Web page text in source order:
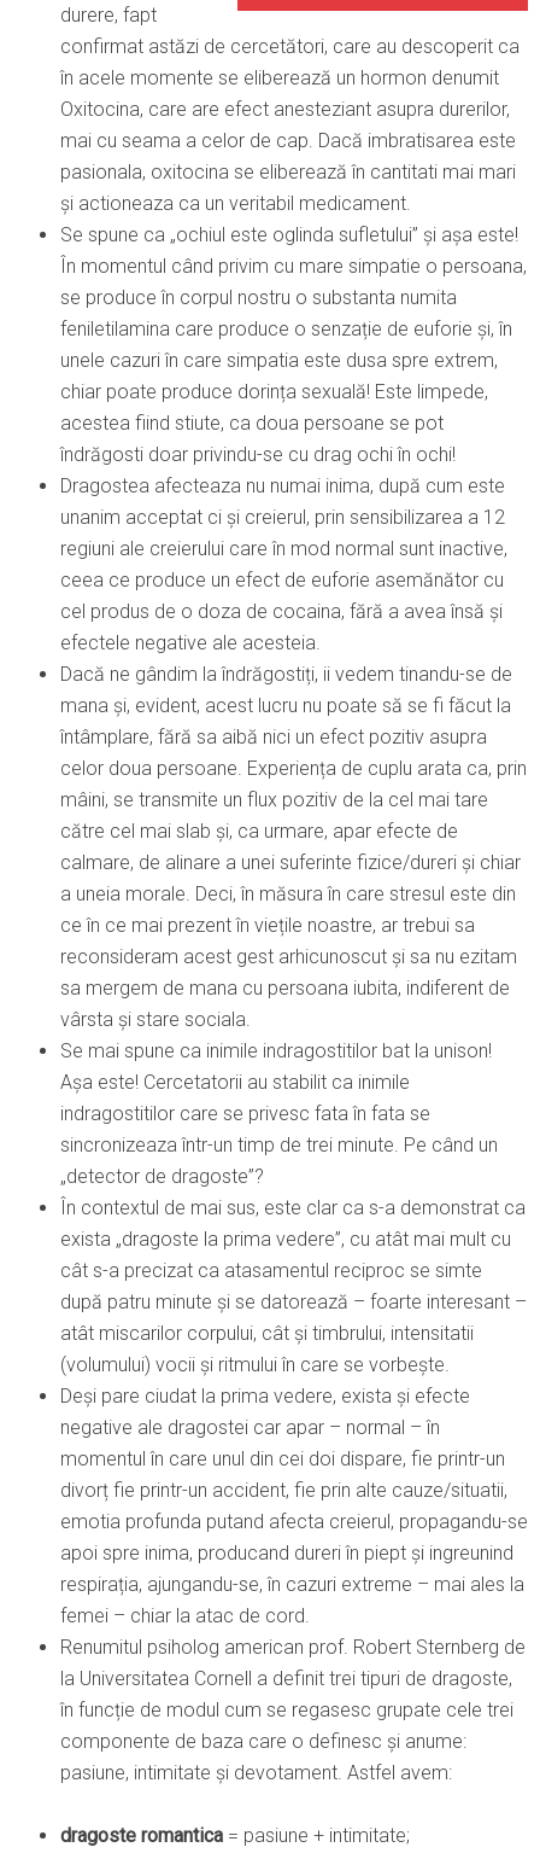
durere, fapt
confirmat astăzi de cercetători, care au descoperit ca
în acele momente se eliberează un hormon denumit
Oxitocina, care are efect anesteziant asupra durerilor,
mai cu seama a celor de cap. Dacă imbratisarea este
pasionala, oxitocina se eliberează în cantitati mai mari
și actioneaza ca un veritabil medicament.
Se spune ca „ochiul este oglinda sufletului” și așa este!
În momentul când privim cu mare simpatie o persoana,
se produce în corpul nostru o substanta numita
feniletilamina care produce o senzație de euforie și, în
unele cazuri în care simpatia este dusa spre extrem,
chiar poate produce dorința sexuală! Este limpede,
acestea fiind stiute, ca doua persoane se pot
îndrăgosti doar privindu-se cu drag ochi în ochi!
Dragostea afecteaza nu numai inima, după cum este
unanim acceptat ci și creierul, prin sensibilizarea a 12
regiuni ale creierului care în mod normal sunt inactive,
ceea ce produce un efect de euforie asemănător cu
cel produs de o doza de cocaina, fără a avea însă și
efectele negative ale acesteia.
Dacă ne gândim la îndrăgostiți, ii vedem tinandu-se de
mana și, evident, acest lucru nu poate să se fi făcut la
întâmplare, fără sa aibă nici un efect pozitiv asupra
celor doua persoane. Experiența de cuplu arata ca, prin
mâini, se transmite un flux pozitiv de la cel mai tare
către cel mai slab și, ca urmare, apar efecte de
calmare, de alinare a unei suferinte fizice/dureri și chiar
a uneia morale. Deci, în măsura în care stresul este din
ce în ce mai prezent în viețile noastre, ar trebui sa
reconsideram acest gest arhicunoscut și sa nu ezitam
sa mergem de mana cu persoana iubita, indiferent de
vârsta și stare sociala.
Se mai spune ca inimile indragostitilor bat la unison!
Așa este! Cercetatorii au stabilit ca inimile
indragostitilor care se privesc fata în fata se
sincronizeaza într-un timp de trei minute. Pe când un
„detector de dragoste”?
În contextul de mai sus, este clar ca s-a demonstrat ca
exista „dragoste la prima vedere”, cu atât mai mult cu
cât s-a precizat ca atasamentul reciproc se simte
după patru minute și se datorează – foarte interesant –
atât miscarilor corpului, cât și timbrului, intensitatii
(volumului) vocii și ritmului în care se vorbește.
Deși pare ciudat la prima vedere, exista și efecte
negative ale dragostei car apar – normal – în
momentul în care unul din cei doi dispare, fie printr-un
divorț fie printr-un accident, fie prin alte cauze/situatii,
emotia profunda putand afecta creierul, propagandu-se
apoi spre inima, producand dureri în piept și ingreunind
respirația, ajungandu-se, în cazuri extreme – mai ales la
femei – chiar la atac de cord.
Renumitul psiholog american prof. Robert Sternberg de
la Universitatea Cornell a definit trei tipuri de dragoste,
în funcție de modul cum se regasesc grupate cele trei
componente de baza care o definesc și anume:
pasiune, intimitate și devotament. Astfel avem:
dragoste romantica = pasiune + intimitate;